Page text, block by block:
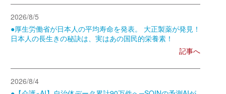
2026/8/5
●厚生労働省が日本人の平均寿命を発表。 大正製薬が発見！
日本人の長生きの秘訣は、実はあの国民的栄養素！
記事へ
2026/8/4